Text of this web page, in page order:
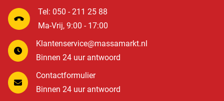
Tel: 050 - 211 25 88
Ma-Vrij, 9:00 - 17:00
Klantenservice@massamarkt.nl
Binnen 24 uur antwoord
Contactformulier
Binnen 24 uur antwoord